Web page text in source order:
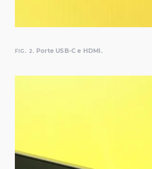
FIG. 2. Porte USB-C e HDMI.